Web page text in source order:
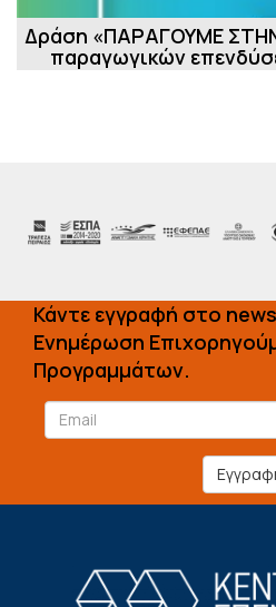
Δράση «ΠΑΡΑΓΟΥΜΕ
παραγωγικών
Κάντε εγγραφή στο
Ενημέρωση
Προγραμμάτων.